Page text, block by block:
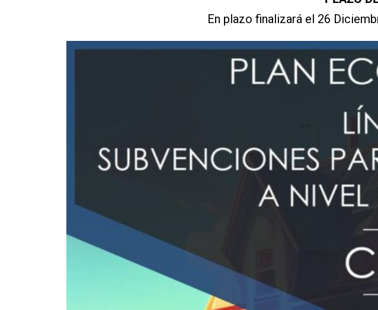
En plazo finalizará el 26